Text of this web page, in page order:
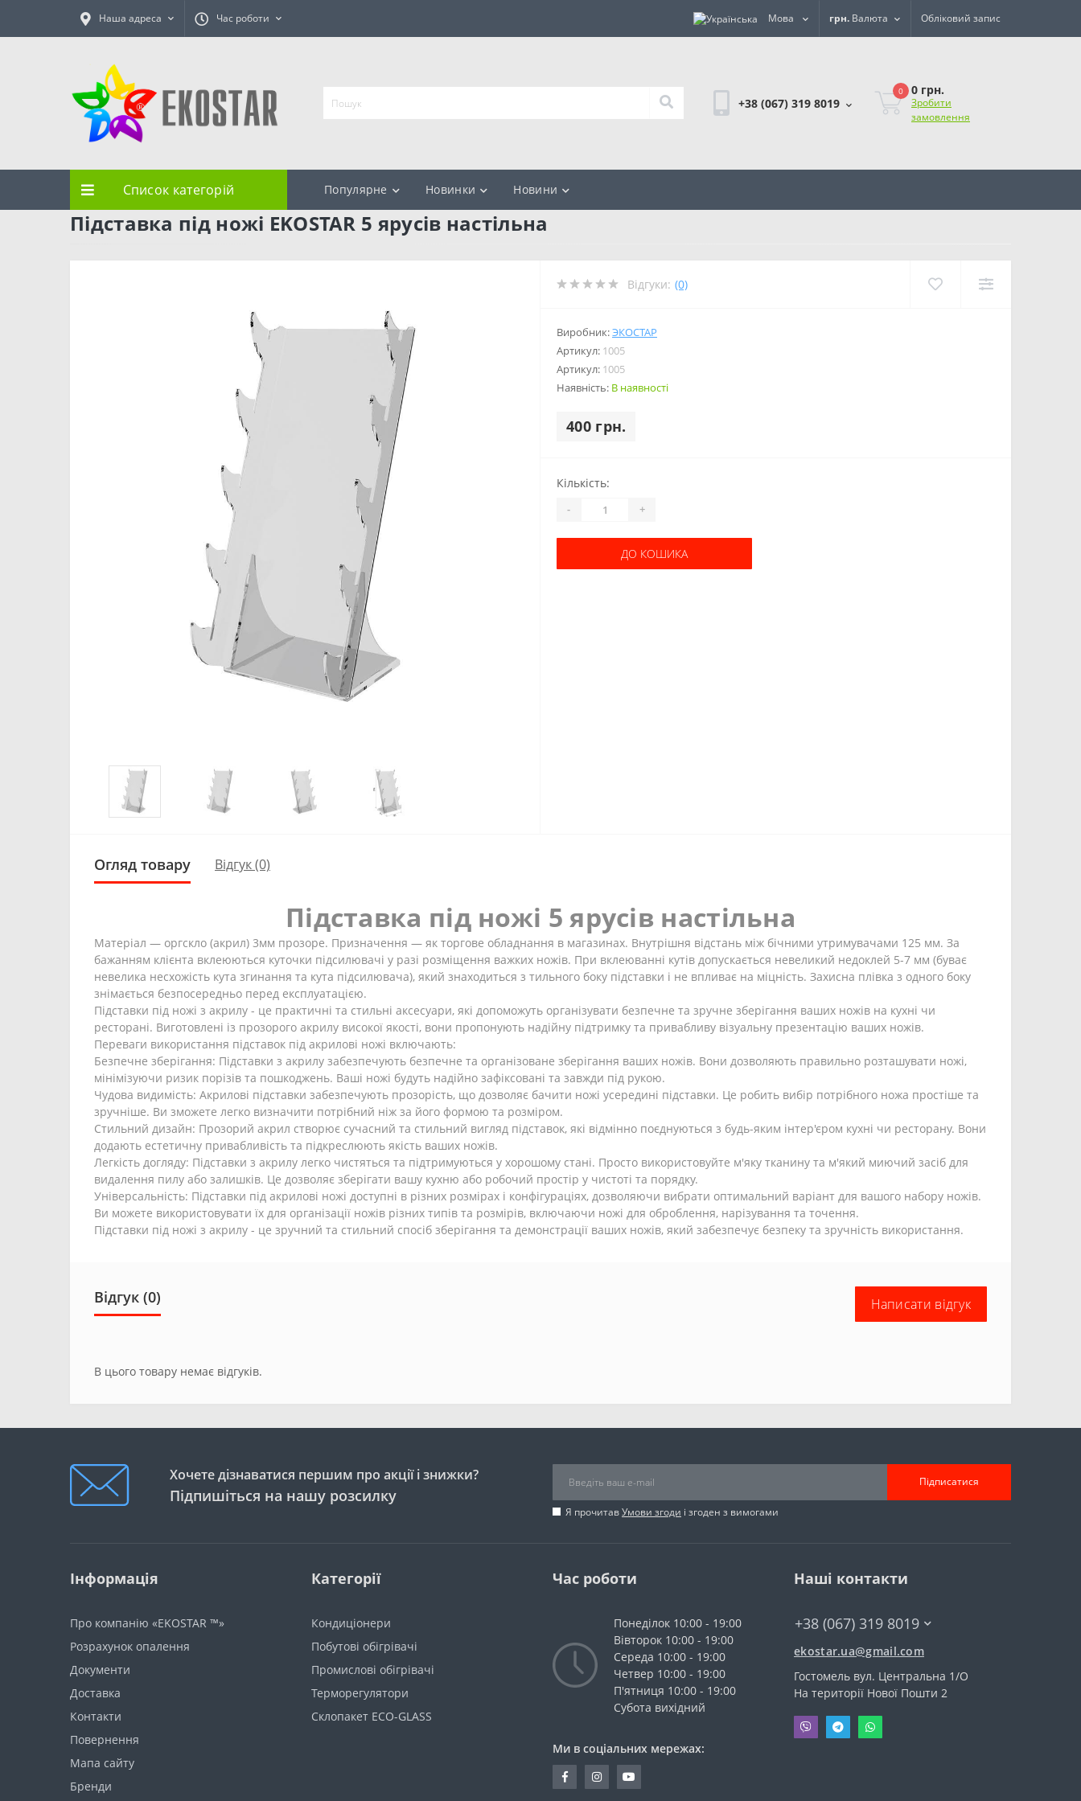
Наша адреса Час роботи Мова грн. Валюта Обліковий запис
+38 (067) 319 8019
0 0 грн.
Зробити
замовлення
Список категорій Популярне Новинки Новини
Підставка під ножі EKOSTAR 5 ярусів настільна
Відгуки: (0)
Виробник:ЭКОСТАР
Артикул: 1005
Артикул: 1005
Наявність: В наявності
400 грн.
Кількість:
- +
ДО КОШИКА
Огляд товару Відгук (0)
Підставка під ножі 5 ярусів настільна
Матеріал ― оргскло (акрил) 3мм прозоре. Призначення ― як торгове обладнання в магазинах. Внутрішня відстань між бічними утримувачами 125 мм. За
бажанням клієнта вклеюються куточки підсилювачі у разі розміщення важких ножів. При вклеюванні кутів допускається невеликий недоклей 5-7 мм (буває
невелика несхожість кута згинання та кута підсилювача), який знаходиться з тильного боку підставки і не впливає на міцність. Захисна плівка з одного боку
знімається безпосередньо перед експлуатацією.
Підставки під ножі з акрилу - це практичні та стильні аксесуари, які допоможуть організувати безпечне та зручне зберігання ваших ножів на кухні чи
ресторані. Виготовлені із прозорого акрилу високої якості, вони пропонують надійну підтримку та привабливу візуальну презентацію ваших ножів.
Переваги використання підставок під акрилові ножі включають:
Безпечне зберігання: Підставки з акрилу забезпечують безпечне та організоване зберігання ваших ножів. Вони дозволяють правильно розташувати ножі,
мінімізуючи ризик порізів та пошкоджень. Ваші ножі будуть надійно зафіксовані та завжди під рукою.
Чудова видимість: Акрилові підставки забезпечують прозорість, що дозволяє бачити ножі усередині підставки. Це робить вибір потрібного ножа простіше та
зручніше. Ви зможете легко визначити потрібний ніж за його формою та розміром.
Стильний дизайн: Прозорий акрил створює сучасний та стильний вигляд підставок, які відмінно поєднуються з будь-яким інтер'єром кухні чи ресторану. Вони
додають естетичну привабливість та підкреслюють якість ваших ножів.
Легкість догляду: Підставки з акрилу легко чистяться та підтримуються у хорошому стані. Просто використовуйте м'яку тканину та м'який миючий засіб для
видалення пилу або залишків. Це дозволяє зберігати вашу кухню або робочий простір у чистоті та порядку.
Універсальність: Підставки під акрилові ножі доступні в різних розмірах і конфігураціях, дозволяючи вибрати оптимальний варіант для вашого набору ножів.
Ви можете використовувати їх для організації ножів різних типів та розмірів, включаючи ножі для оброблення, нарізування та точення.
Підставки під ножі з акрилу - це зручний та стильний спосіб зберігання та демонстрації ваших ножів, який забезпечує безпеку та зручність використання.
Відгук (0) Написати відгук
В цього товару немає відгуків.
Хочете дізнаватися першим про акції і знижки?
Підпишіться на нашу розсилку
Підписатися
Я прочитавУмови згоди і згоден з вимогами
Інформація
Про компанію «EKOSTAR ™»
Розрахунок опалення
Документи
Доставка
Контакти
Повернення
Мапа сайту
Бренди
Категорії
Кондиціонери
Побутові обігрівачі
Промислові обігрівачі
Терморегулятори
Склопакет ECO-GLASS
Час роботи
Понеділок 10:00 - 19:00
Вівторок 10:00 - 19:00
Середа 10:00 - 19:00
Четвер 10:00 - 19:00
П'ятниця 10:00 - 19:00
Cубота вихідний
Ми в соціальних мережах:
Наші контакти
+38 (067) 319 8019
ekostar.ua@gmail.com
Гостомель вул. Центральна 1/О
На території Нової Пошти 2